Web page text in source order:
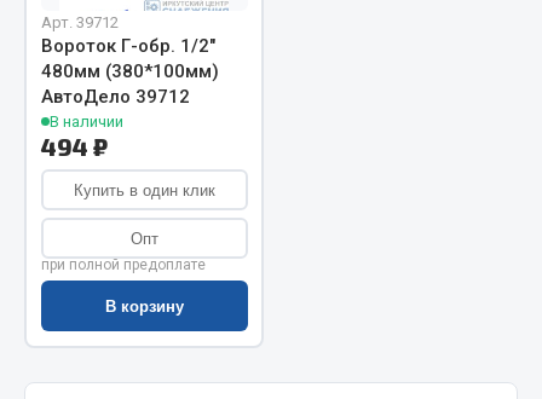
Двигатель
Система питания
Система выпуска газа
Система охлаждения
Сцепление
Коробка передач
Коробка передач ZF
Показать ещё
Весь раздел
Арт. 39712
Вороток Г-обр. 1/2"
480мм (380*100мм)
АвтоДело 39712
В наличии
494 ₽
Купить в один клик
Опт
при полной предоплате
В корзину